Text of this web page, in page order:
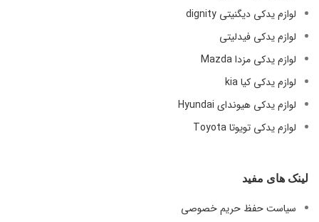
لوازم یدکی دیگنیتی dignity
لوازم یدکی فیدلیتی
لوازم یدکی مزدا Mazda
لوازم یدکی کیا kia
لوازم یدکی هیوندای Hyundai
لوازم یدکی تویوتا Toyota
لینک های مفید
سیاست حفظ حریم خصوصی